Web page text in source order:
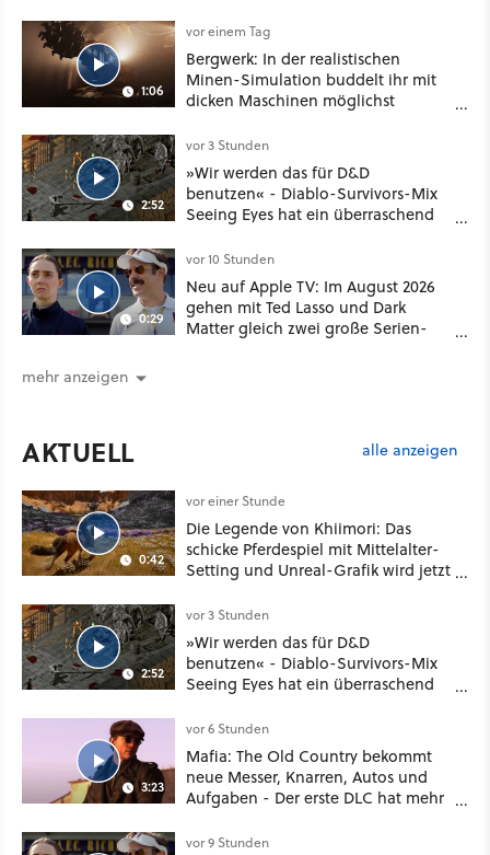
1:06
vor einem Tag
Bergwerk: In der realistischen
Minen-Simulation buddelt ihr mit
dicken Maschinen möglichst
2:52
vor 3 Stunden
»Wir werden das für D&D
benutzen« - Diablo-Survivors-Mix
Seeing Eyes hat ein überraschend
0:29
vor 10 Stunden
Neu auf Apple TV: Im August 2026
gehen mit Ted Lasso und Dark
Matter gleich zwei große Serien-
mehr anzeigen
AKTUELL alle anzeigen
0:42
vor einer Stunde
Die Legende von Khiimori: Das
schicke Pferdespiel mit Mittelalter-
Setting und Unreal-Grafik wird jetzt
2:52
vor 3 Stunden
»Wir werden das für D&D
benutzen« - Diablo-Survivors-Mix
Seeing Eyes hat ein überraschend
3:23
vor 6 Stunden
Mafia: The Old Country bekommt
neue Messer, Knarren, Autos und
Aufgaben - Der erste DLC hat mehr
vor 9 Stunden